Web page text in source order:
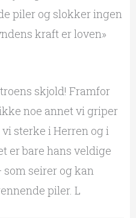
piler og slokker ingen
kraft er loven»
skjold! Framfor
noe annet vi griper
sterke i Herren og i
er bare hans veldige
seirer og kan
piler. L